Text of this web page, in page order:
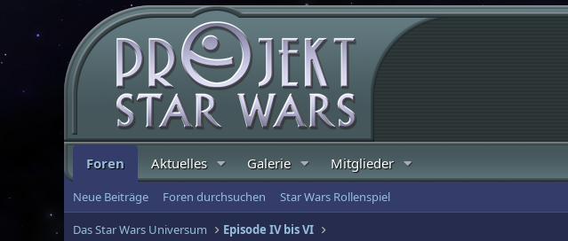
Foren Aktuelles Galerie Mitglieder
Neue Beiträge Foren durchsuchen Star Wars Rollenspiel
Das Star Wars Universum Episode IV bis VI